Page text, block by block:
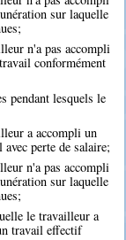
sur laquelle
n'a pas accompli
conformément
pendant lesquels le
a accompli un
perte de salaire;
n'a pas accompli
sur laquelle
le travailleur a
travail effectif